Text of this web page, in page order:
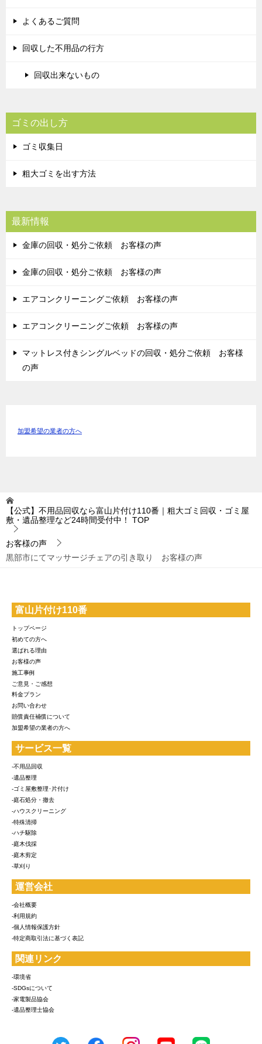
よくあるご質問
回収した不用品の行方
回収出来ないもの
ゴミの出し方
ゴミ収集日
粗大ゴミを出す方法
最新情報
金庫の回収・処分ご依頼 お客様の声
金庫の回収・処分ご依頼 お客様の声
エアコンクリーニングご依頼 お客様の声
エアコンクリーニングご依頼 お客様の声
マットレス付きシングルベッドの回収・処分ご依頼 お客様
の声
加盟希望の業者の方へ
【公式】不用品回収なら富山片付け110番｜粗大ゴミ回収・ゴミ屋
敷・遺品整理など24時間受付中！
TOP
お客様の声
黒部市にてマッサージチェアの引き取り お客様の声
富山片付け110番
トップページ
初めての方へ
選ばれる理由
お客様の声
施工事例
ご意見・ご感想
料金プラン
お問い合わせ
賠償責任補償について
加盟希望の業者の方へ
サービス一覧
-不用品回収
-遺品整理
-ゴミ屋敷整理･片付け
-庭石処分・撤去
-ハウスクリーニング
-特殊清掃
-ハチ駆除
-庭木伐採
-庭木剪定
-草刈り
運営会社
-会社概要
-利用規約
-個人情報保護方針
-特定商取引法に基づく表記
関連リンク
-環境省
-SDGsについて
-家電製品協会
-遺品整理士協会